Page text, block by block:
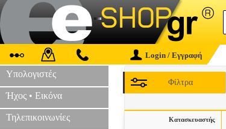
Login / Εγγραφή
Υπολογιστές
Ήχος • Εικόνα
Τηλεπικοινωνίες
Φίλτρα
Κατασκευαστής